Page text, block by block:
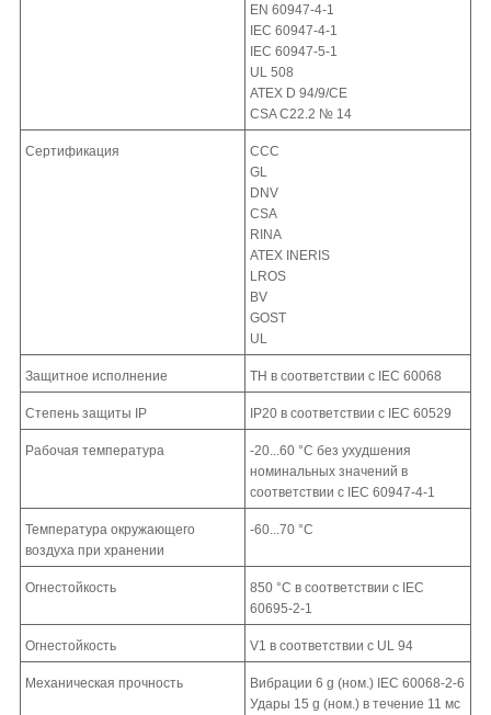
EN 60947-4-1
IEC 60947-4-1
IEC 60947-5-1
UL 508
ATEX D 94/9/CE
CSA C22.2 № 14
Сертификация
CCC
GL
DNV
CSA
RINA
ATEX INERIS
LROS
BV
GOST
UL
Защитное исполнение TH в соответствии с IEC 60068
Cтепень защиты IP IP20 в соответствии с IEC 60529
Рабочая температура
-20...60 °C без ухудшения
номинальных значений в
соответствии с IEC 60947-4-1
Температура окружающего
воздуха при хранении
-60...70 °C
Огнестойкость
850 °C в соответствии с IEC
60695-2-1
Огнестойкость V1 в соответствии с UL 94
Механическая прочность
Вибрации 6 g (ном.) IEC 60068-2-6
Удары 15 g (ном.) в течение 11 мс